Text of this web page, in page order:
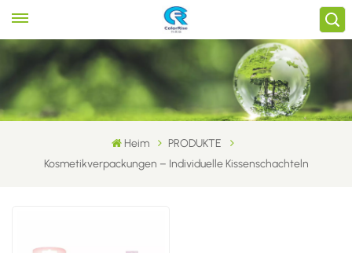
Heim
PRODUKTE
Kosmetikverpackungen – Individuelle Kissenschachteln